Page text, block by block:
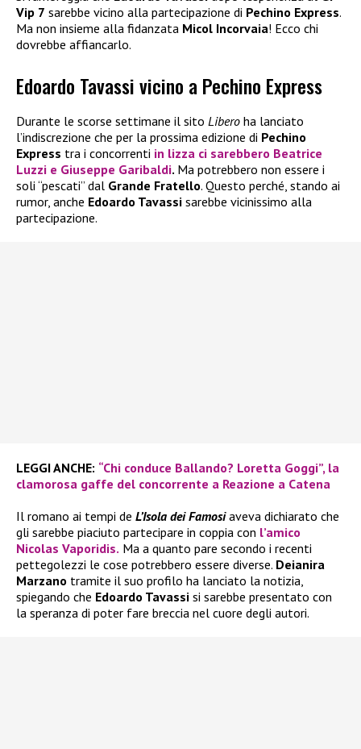
Vip 7 sarebbe vicino alla partecipazione di Pechino Express.
Ma non insieme alla fidanzata Micol Incorvaia! Ecco chi
dovrebbe affiancarlo.
Edoardo Tavassi vicino a Pechino Express
Durante le scorse settimane il sito Libero ha lanciato
l’indiscrezione che per la prossima edizione di Pechino
Express tra i concorrenti in lizza ci sarebbero Beatrice
Luzzi e Giuseppe Garibaldi. Ma potrebbero non essere i
soli “pescati” dal Grande Fratello. Questo perché, stando ai
rumor, anche Edoardo Tavassi sarebbe vicinissimo alla
partecipazione.
LEGGI ANCHE: “Chi conduce Ballando? Loretta Goggi”, la
clamorosa gaffe del concorrente a Reazione a Catena
Il romano ai tempi de L’Isola dei Famosiaveva dichiarato che
gli sarebbe piaciuto partecipare in coppia con l’amico
Nicolas Vaporidis. Ma a quanto pare secondo i recenti
pettegolezzi le cose potrebbero essere diverse. Deianira
Marzano tramite il suo profilo ha lanciato la notizia,
spiegando che Edoardo Tavassi si sarebbe presentato con
la speranza di poter fare breccia nel cuore degli autori.